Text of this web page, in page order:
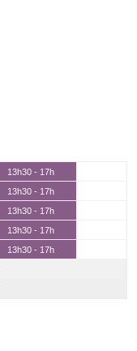
13h30 - 17h
13h30 - 17h
13h30 - 17h
13h30 - 17h
13h30 - 17h